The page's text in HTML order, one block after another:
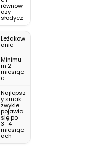
równow
aży
słodycz
Leżakow
anie
Minimu
m 2
miesiąc
e
Najlepsz
y smak
zwykle
pojawia
się po
3–4
miesiąc
ach